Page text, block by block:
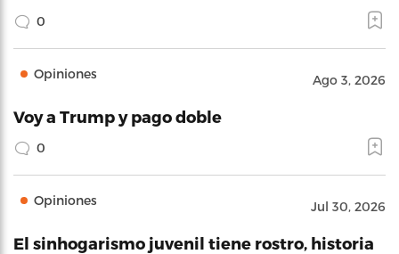
0
Opiniones Ago 3, 2026
Voy a Trump y pago doble
0
Opiniones Jul 30, 2026
El sinhogarismo juvenil tiene rostro, historia